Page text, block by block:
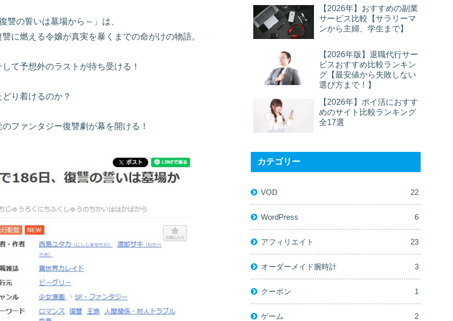
の誓いは墓場から～」は、
燃える令嬢が真実を暴くまでの命がけの物語。
て予想外のラストが待ち受ける！
り着けるのか？
ファンタジー復讐劇が幕を開ける！
【2026年】おすすめの副業
サービス比較【サラリーマ
ンから主婦、学生まで】
【2026年版】退職代行サー
ビスおすすめ比較ランキン
グ【最安値から失敗しない
選び方まで！】
【2026年】ポイ活におすす
めのサイト比較ランキング
全17選
カテゴリー
VOD 22
WordPress 6
アフィリエイト 23
オーダーメイド腕時計 3
クーポン 1
ゲーム 2